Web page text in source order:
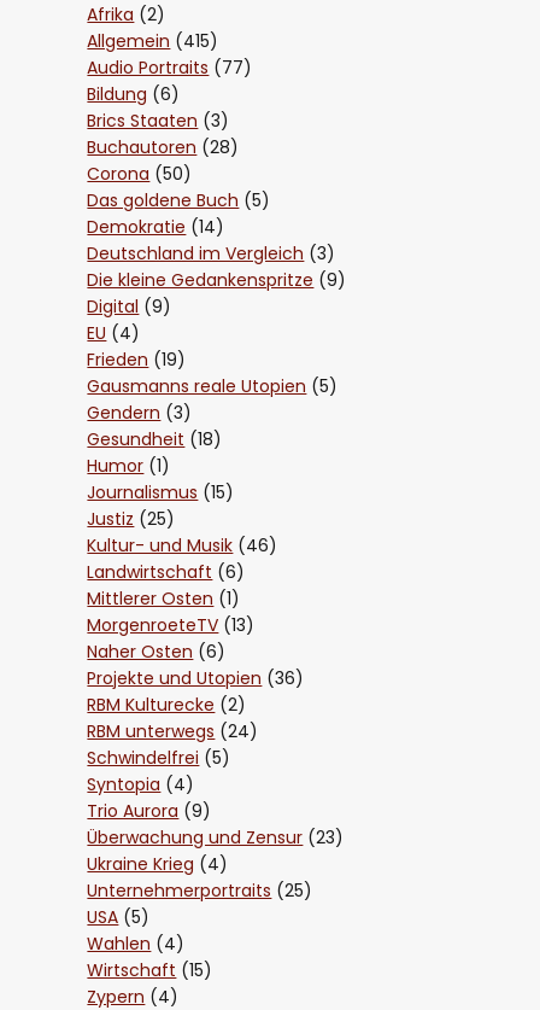
Afrika (2)
Allgemein (415)
Audio Portraits (77)
Bildung (6)
Brics Staaten (3)
Buchautoren (28)
Corona (50)
Das goldene Buch (5)
Demokratie (14)
Deutschland im Vergleich (3)
Die kleine Gedankenspritze (9)
Digital (9)
EU (4)
Frieden (19)
Gausmanns reale Utopien (5)
Gendern (3)
Gesundheit (18)
Humor (1)
Journalismus (15)
Justiz (25)
Kultur- und Musik (46)
Landwirtschaft (6)
Mittlerer Osten (1)
MorgenroeteTV (13)
Naher Osten (6)
Projekte und Utopien (36)
RBM Kulturecke (2)
RBM unterwegs (24)
Schwindelfrei (5)
Syntopia (4)
Trio Aurora (9)
Überwachung und Zensur (23)
Ukraine Krieg (4)
Unternehmerportraits (25)
USA (5)
Wahlen (4)
Wirtschaft (15)
Zypern (4)